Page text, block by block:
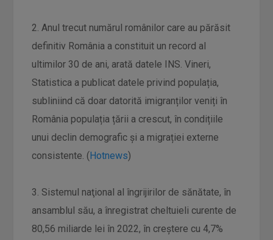
2. Anul trecut numărul românilor care au părăsit
definitiv România a constituit un record al
ultimilor 30 de ani, arată datele INS. Vineri,
Statistica a publicat datele privind populația,
subliniind că doar datorită imigranților veniți în
România populația țării a crescut, în condițiile
unui declin demografic și a migrației externe
consistente. (Hotnews)
3. Sistemul naţional al îngrijirilor de sănătate, în
ansamblul său, a înregistrat cheltuieli curente de
80,56 miliarde lei în 2022, în creştere cu 4,7%